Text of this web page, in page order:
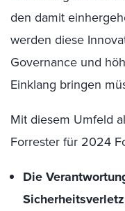
den damit
werden diese
Governance und
Einklang bringen
Mit diesem Umfeld
Forrester für 2024
Die